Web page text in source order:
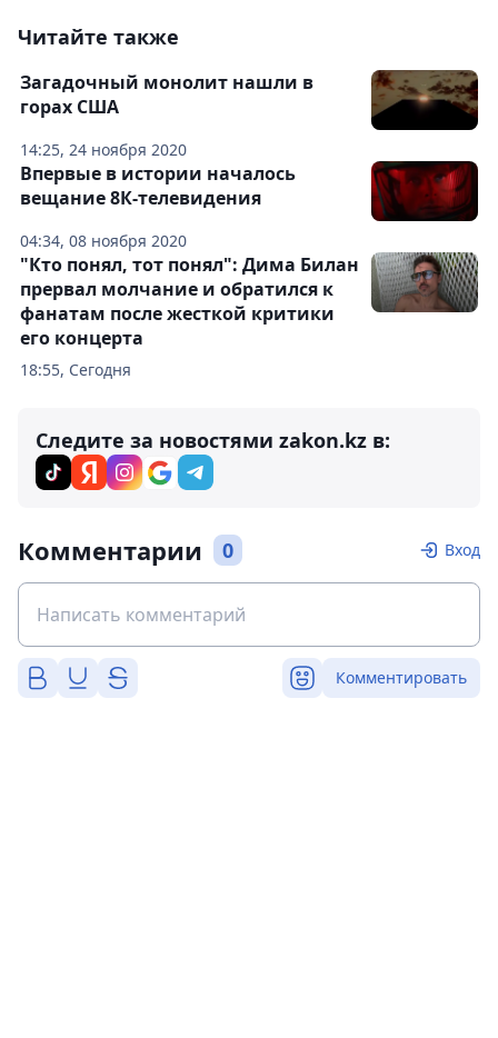
Читайте также
14:25, 24 ноября 2020
Загадочный монолит нашли в
горах США
04:34, 08 ноября 2020
Впервые в истории началось
вещание 8К-телевидения
18:55, Сегодня
"Кто понял, тот понял": Дима Билан
прервал молчание и обратился к
фанатам после жесткой критики
его концерта
Следите за новостями zakon.kz в:
Комментарии 0 Вход
Комментировать